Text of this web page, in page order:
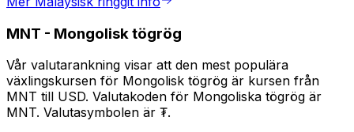
MNT - Mongolisk tögrög
Vår valutarankning visar att den mest populära
växlingskursen för Mongolisk tögrög är kursen från
MNT till USD. Valutakoden för Mongoliska tögrög är
MNT. Valutasymbolen är ₮.